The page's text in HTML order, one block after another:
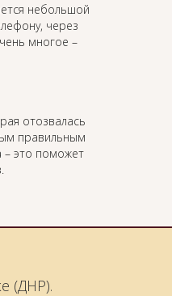
небольшой
через
многое –
отозвалась
правильным
– это поможет
(ДНР).